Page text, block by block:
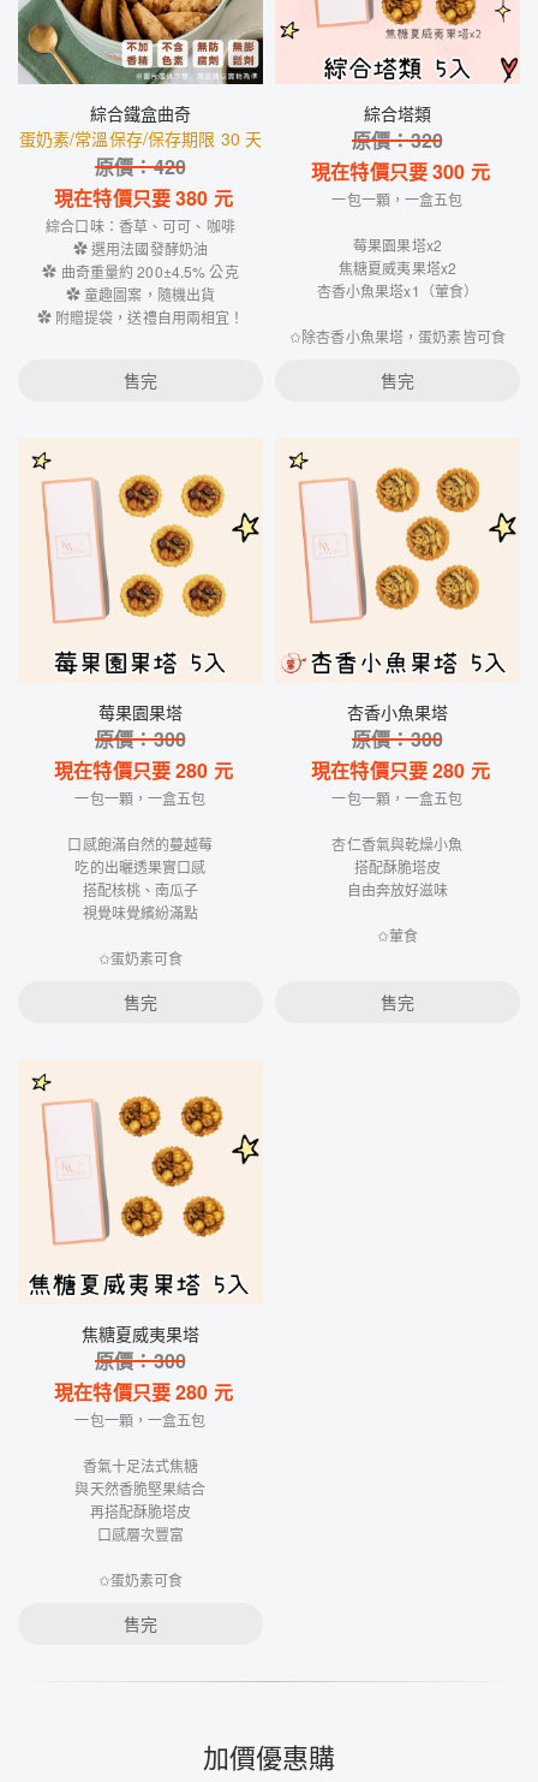
綜合鐵盒曲奇
蛋奶素/常溫保存/保存期限 30 天
原價：420
現在特價只要380 元
綜合口味：香草、可可、咖啡
✿ 選用法國發酵奶油
✿ 曲奇重量約 200±4.5% 公克
✿ 童趣圖案，隨機出貨
✿ 附贈提袋，送禮自用兩相宜！
售完
綜合塔類
原價：320
現在特價只要300 元
一包一顆，一盒五包
莓果園果塔x2
焦糖夏威夷果塔x2
杏香小魚果塔x1（葷食）
✩除杏香小魚果塔，蛋奶素皆可食
售完
莓果園果塔
原價：300
現在特價只要280 元
一包一顆，一盒五包
口感飽滿自然的蔓越莓
吃的出曬透果實口感
搭配核桃、南瓜子
視覺味覺繽紛滿點
✩蛋奶素可食
售完
杏香小魚果塔
原價：300
現在特價只要280 元
一包一顆，一盒五包
杏仁香氣與乾燥小魚
搭配酥脆塔皮
自由奔放好滋味
✩葷食
售完
焦糖夏威夷果塔
原價：300
現在特價只要280 元
一包一顆，一盒五包
香氣十足法式焦糖
與天然香脆堅果結合
再搭配酥脆塔皮
口感層次豐富
✩蛋奶素可食
售完
加價優惠購